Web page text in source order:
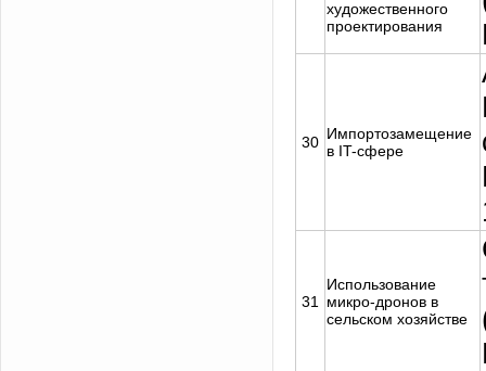
художественного
проектирования
30 Импортозамещение
в IT-сфере
31
Использование
микро-дронов в
сельском хозяйстве